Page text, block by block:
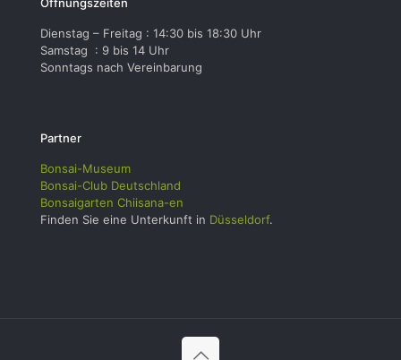
Dienstag – Freitag : 14:30 bis 18:30 Uhr
Samstag : 9 bis 14 Uhr
Sonntags nach Vereinbarung
Partner
Bonsai-Museum
Bonsai-Club Deutschland
Bonsaigarten Chiisana-en
Finden Sie eine Unterkunft in Düsseldorf.